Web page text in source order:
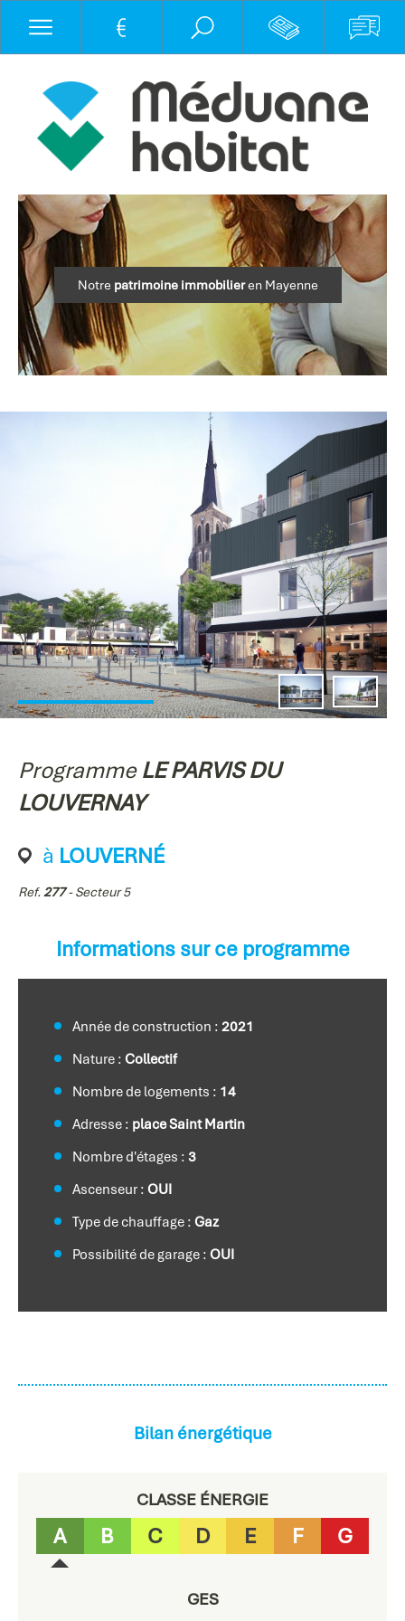
Notre patrimoine immobilieren Mayenne
ProgrammeLE PARVIS DU
LOUVERNAY
à LOUVERNÉ
Ref.277- Secteur 5
Informations sur ce programme
Année de construction : 2021
Nature : Collectif
Nombre de logements : 14
Adresse : place Saint Martin
Nombre d'étages : 3
Ascenseur : OUI
Type de chauffage : Gaz
Possibilité de garage : OUI
Bilan énergétique
CLASSE ÉNERGIE
A B C D E F G
GES